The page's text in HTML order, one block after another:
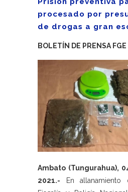
procesado por
de drogas a gran
BOLETÍN DE PRENSA
Ambato (Tungurahua),
2021.- En allanamiento